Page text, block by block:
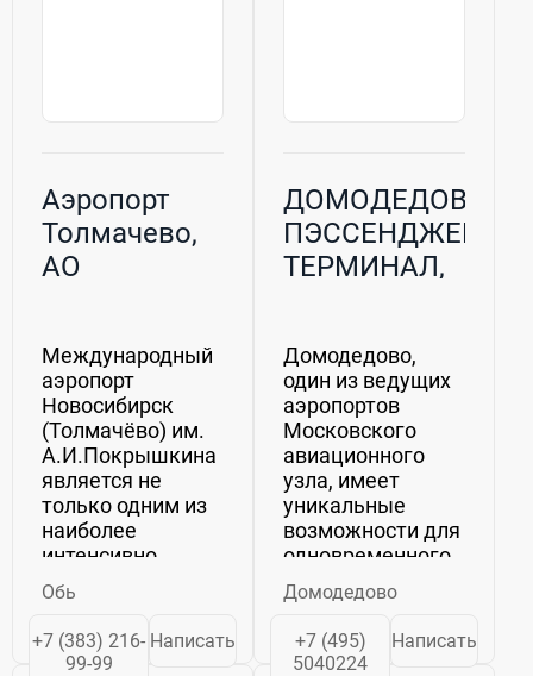
Аэропорт
Толмачево,
АО
Международный
аэропорт
Новосибирск
(Толмачёво) им.
А.И.Покрышкина
является не
только одним из
наиболее
интенсивно
развивающихся
аэропортов
федерального
значения, но и
Обь
+7 (383) 216-
99-99
Написать
ДОМОДЕДОВО
ПЭССЕНДЖЕР
ТЕРМИНАЛ,
Домодедово,
один из ведущих
аэропортов
Московского
авиационного
узла, имеет
уникальные
возможности для
одновременного
проведения
операций по
взлету и посадке
на своих
Домодедово
+7 (495)
5040224
Написать